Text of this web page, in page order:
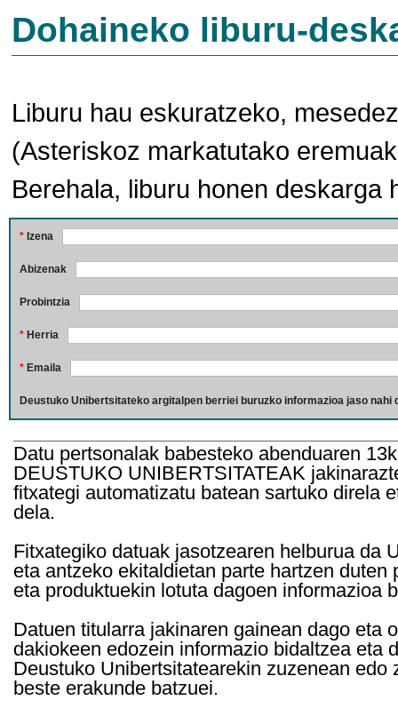
Dohaineko liburu-
Liburu hau eskuratzeko,
(Asteriskoz markatutako
Berehala, liburu honen deskarga
* Izena
Abizenak
Probintzia
* Herria
* Emaila
Deustuko Unibertsitateko argitalpen berriei buruzko informazioa jaso nahi
Datu pertsonalak babesteko abenduaren
DEUSTUKO UNIBERTSITATEAK
fitxategi automatizatu batean sartuko direla
dela.
Fitxategiko datuak jasotzearen helburua da
eta antzeko ekitaldietan parte hartzen
eta produktuekin lotuta dagoen informazioa
Datuen titularra jakinaren gainean dago eta
dakiokeen edozein informazio bidaltzea eta
Deustuko Unibertsitatearekin zuzenean
beste erakunde batzuei.